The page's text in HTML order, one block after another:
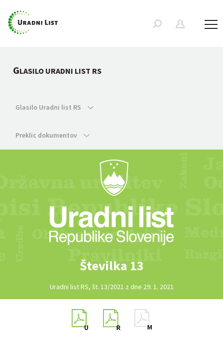
GLASILO URADNI LIST RS
Glasilo Uradni list RS
Preklic dokumentov
Številka 13
Uradni list RS, št. 13/2021 z dne 29. 1. 2021